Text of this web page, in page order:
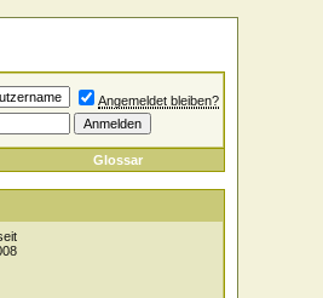
Angemeldet bleiben?
Glossar